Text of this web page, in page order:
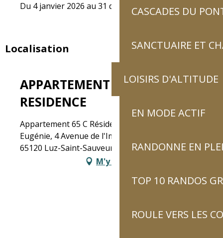
CASCADES DU
SANCTUAIRE ET
LOISIRS D'ALTITUDE
EN MODE ACTIF
RANDONNE EN
TOP 10 RANDOS
ROULE VERS LES
Du 4 janvier 2026 au 31 décembre 2026
Localisation
APPARTEMENT DANS
RESIDENCE
Appartement 65 C Résidence Impératrice
Eugénie, 4 Avenue de l'Impératrice Eugénie,
65120 Luz-Saint-Sauveur
M'y rendre